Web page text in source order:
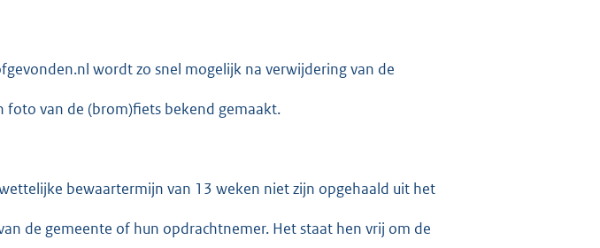
wordt zo snel mogelijk na verwijdering van de
foto van de (brom)fiets bekend gemaakt.
bewaartermijn van 13 weken niet zijn opgehaald uit het
de gemeente of hun opdrachtnemer. Het staat hen vrij om de